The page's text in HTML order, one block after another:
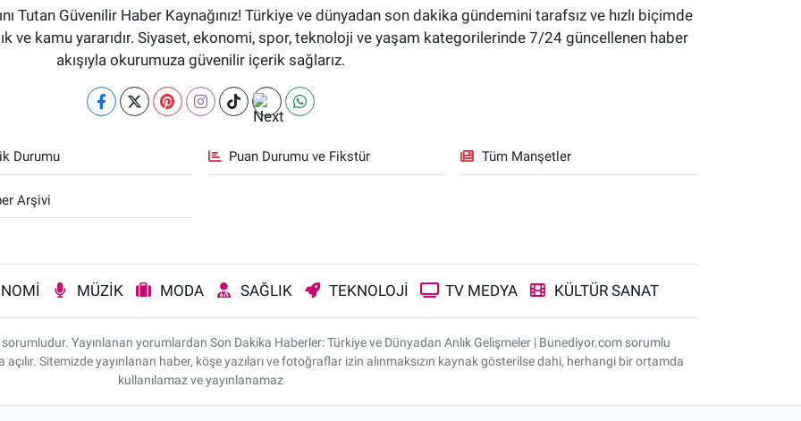
Tutan Güvenilir Haber Kaynağınız! Türkiye ve dünyadan son dakika gündemini tarafsız ve hızlı biçimde
ve kamu yararıdır. Siyaset, ekonomi, spor, teknoloji ve yaşam kategorilerinde 7/24 güncellenen haber
akışıyla okurumuza güvenilir içerik sağlarız.
Durumu Puan Durumu ve Fikstür Tüm Manşetler
Arşivi
MÜZİK MODA SAĞLIK TEKNOLOJİ TV MEDYA KÜLTÜR SANAT
Yayınlanan yorumlardan Son Dakika Haberler: Türkiye ve Dünyadan Anlık Gelişmeler | Bunediyor.com sorumlu
Sitemizde yayınlanan haber, köşe yazıları ve fotoğraflar izin alınmaksızın kaynak gösterilse dahi, herhangi bir ortamda
kullanılamaz ve yayınlanamaz